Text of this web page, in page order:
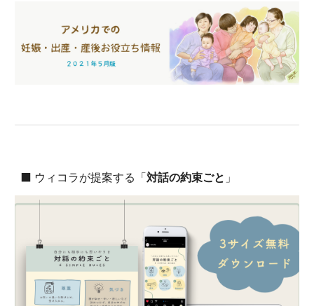
⬛ ウィコラが提案する 「対話の約束ごと 」